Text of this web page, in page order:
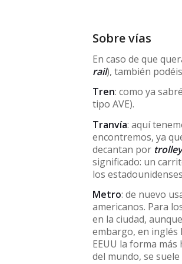
Sobre vías
En caso de que
rail), también
Tren: como ya
tipo AVE).
Tranvía: aquí
encontremos, ya
decantan por trolley
significado: un
los
Metro: de nuevo
americanos. Para
en la ciudad,
embargo, en inglés
EEUU la forma más
del mundo, se